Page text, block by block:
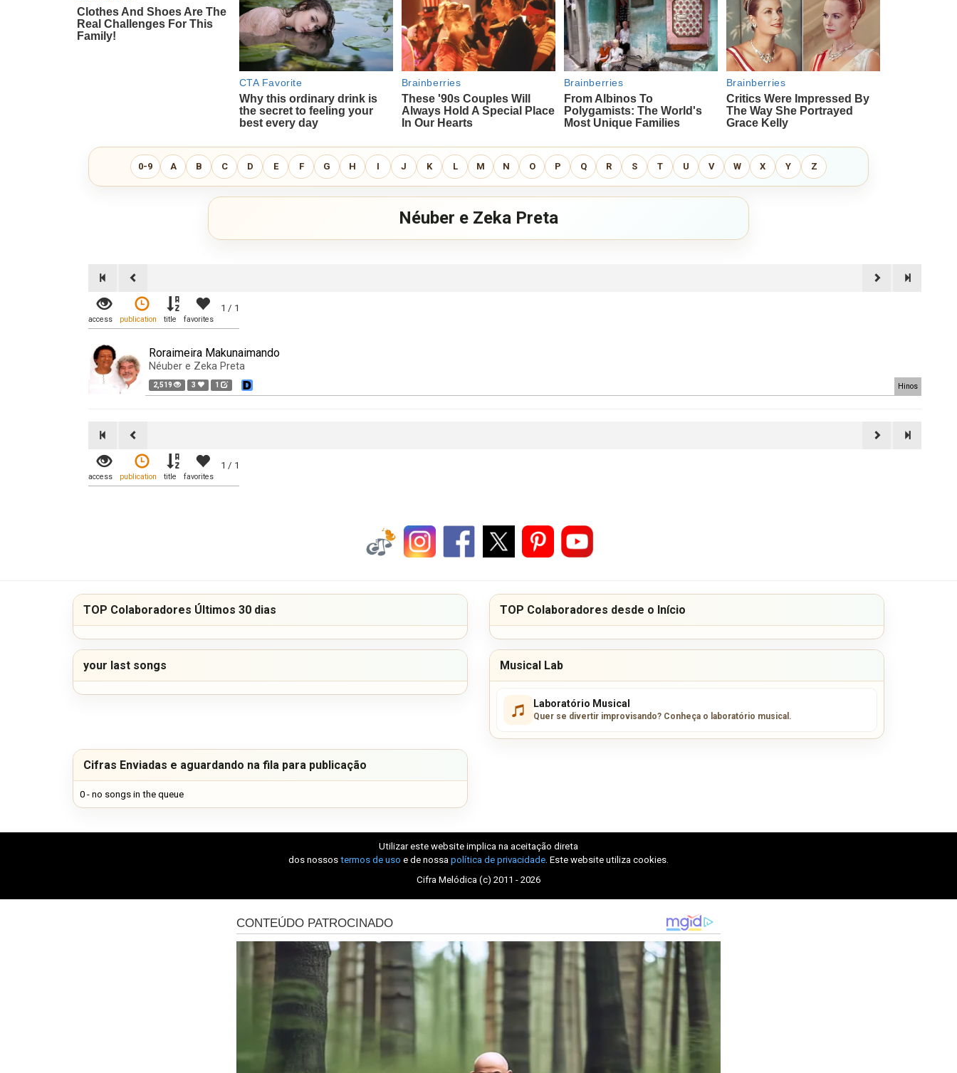
0-9 A B C D E F G H I J K L M N O P Q R S T U V W X Y Z
Néuber e Zeka Preta
1 / 1
access publication title favorites
Roraimeira Makunaimando
Néuber e Zeka Preta
2,519 3 1 Hinos
1 / 1
access publication title favorites
TOP Colaboradores Últimos 30 dias TOP Colaboradores desde o Início
your last songs Musical Lab
Laboratório Musical
Quer se divertir improvisando? Conheça o laboratório musical.
Cifras Enviadas e aguardando na fila para publicação
0 - no songs in the queue
Utilizar este website implica na aceitação direta
dos nossos termos de uso e de nossa política de privacidade. Este website utiliza cookies.
Cifra Melódica (c) 2011 - 2026